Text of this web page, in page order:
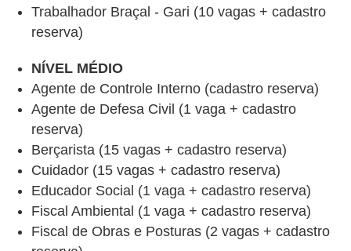
Trabalhador Braçal - Gari (10 vagas + cadastro
reserva)
NÍVEL MÉDIO
Agente de Controle Interno (cadastro reserva)
Agente de Defesa Civil (1 vaga + cadastro
reserva)
Berçarista (15 vagas + cadastro reserva)
Cuidador (15 vagas + cadastro reserva)
Educador Social (1 vaga + cadastro reserva)
Fiscal Ambiental (1 vaga + cadastro reserva)
Fiscal de Obras e Posturas (2 vagas + cadastro